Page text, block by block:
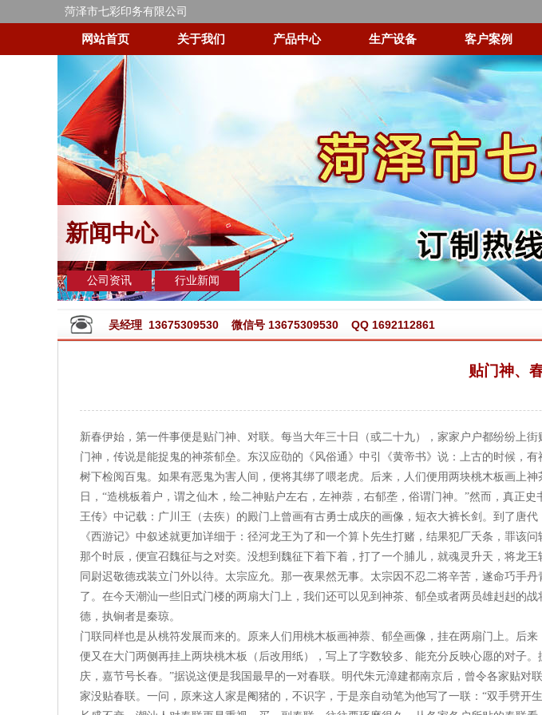
菏泽市七彩印务有限公司
网站首页 关于我们 产品中心 生产设备 客户案例
新闻中心
公司资讯 行业新闻
吴经理 13675309530 微信号 13675309530 QQ 1692112861
贴门神、
新春伊始，第一件事便是贴门神、对联。每当大年三十日（或二十九），家家户户都纷纷上
门神，传说是能捉鬼的神茶郁垒。东汉应劭的《风俗通》中引《黄帝书》说：上古的时候，
树下检阅百鬼。如果有恶鬼为害人间，便将其绑了喂老虎。后来，人们便用两块桃木板画上
日，“造桃板着户，谓之仙木，绘二神贴户左右，左神萘，右郁垄，俗谓门神。”然而，真正
王传》中记载：广川王（去疾）的殿门上曾画有古勇士成庆的画像，短衣大裤长剑。到了唐代
《西游记》中叙述就更加详细于：径河龙王为了和一个算卜先生打赌，结果犯厂夭条，罪该
那个时辰，便宣召魏征与之对奕。没想到魏征下着下着，打了一个脯儿，就魂灵升天，将龙
同尉迟敬德戎装立门外以待。太宗应允。那一夜果然无事。太宗因不忍二将辛苦，遂命巧手
了。在今天潮汕一些旧式门楼的两扇大门上，我们还可以见到神茶、郁垒或者两员雄赳赳的
德，执锏者是秦琼。
门联同样也是从桃符发展而来的。原来人们用桃木板画神萘、郁垒画像，挂在两扇门上。后
便又在大门两侧再挂上两块桃木板（后改用纸），写上了字数较多、能充分反映心愿的对子
庆，嘉节号长春。”据说这便是我国最早的一对春联。明代朱元漳建都南京后，曾令各家贴
家没贴春联。一问，原来这人家是阉猪的，不识字，于是亲自动笔为他写了一联：“双手劈